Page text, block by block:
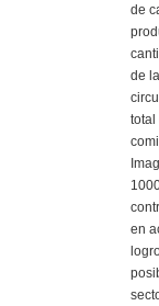
de
de
total
en